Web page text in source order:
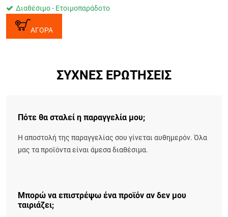
Διαθέσιμο - Ετοιμοπαράδοτο
ΑΓΟΡΑ
ΣΥΧΝΈΣ ΕΡΩΤΉΣΕΙΣ
Πότε θα σταλεί η παραγγελία μου;
Η αποστολή της παραγγελίας σου γίνεται αυθημερόν. Όλα
μας τα προϊόντα είναι άμεσα διαθέσιμα.
Μπορώ να επιστρέψω ένα προϊόν αν δεν μου
ταιριάζει;